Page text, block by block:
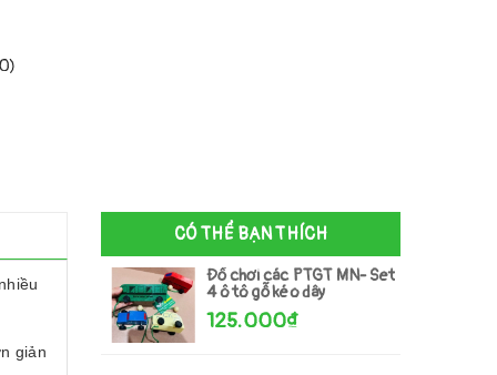
giản
CÓ THỂ BẠN THÍCH
Đồ chơi các PTGT MN- Set
4 ô tô gỗ kéo dây
125.000₫